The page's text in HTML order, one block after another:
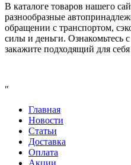
В каталоге товаров нашего
разнообразные
обращении с транспортом,
силы и деньги. Ознакомьтесь
закажите подходящий для
"
Главная
Новости
Статьи
Доставка
Оплата
Акции